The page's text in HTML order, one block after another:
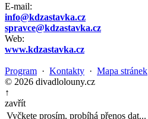
E-mail:
info@kdzastavka.cz
spravce@kdzastavka.cz
Web:
www.kdzastavka.cz
Program · Kontakty · Mapa stránek
© 2026 divadlolouny.cz
↑
zavřít
Vyčkete prosím, probíhá přenos dat...